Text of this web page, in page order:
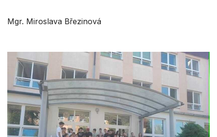
Mgr. Miroslava Březinová